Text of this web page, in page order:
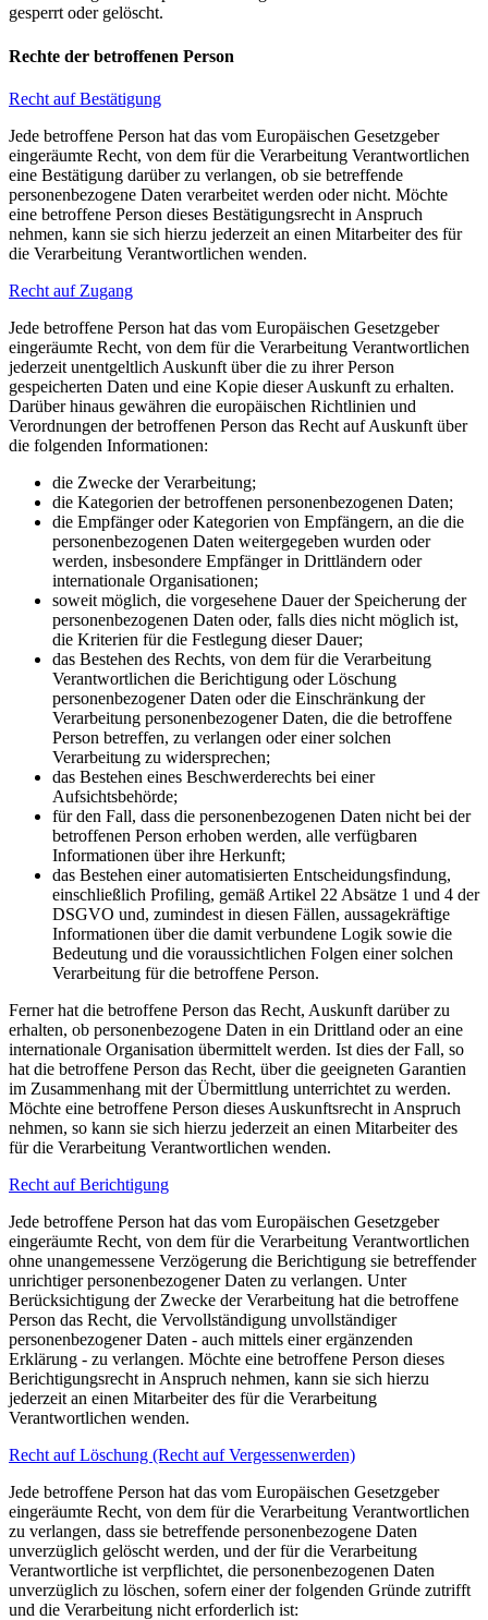
gesperrt oder gelöscht.
Rechte der betroffenen Person
Recht auf Bestätigung
Jede betroffene Person hat das vom Europäischen Gesetzgeber
eingeräumte Recht, von dem für die Verarbeitung Verantwortlichen
eine Bestätigung darüber zu verlangen, ob sie betreffende
personenbezogene Daten verarbeitet werden oder nicht. Möchte
eine betroffene Person dieses Bestätigungsrecht in Anspruch
nehmen, kann sie sich hierzu jederzeit an einen Mitarbeiter des für
die Verarbeitung Verantwortlichen wenden.
Recht auf Zugang
Jede betroffene Person hat das vom Europäischen Gesetzgeber
eingeräumte Recht, von dem für die Verarbeitung Verantwortlichen
jederzeit unentgeltlich Auskunft über die zu ihrer Person
gespeicherten Daten und eine Kopie dieser Auskunft zu erhalten.
Darüber hinaus gewähren die europäischen Richtlinien und
Verordnungen der betroffenen Person das Recht auf Auskunft über
die folgenden Informationen:
die Zwecke der Verarbeitung;
die Kategorien der betroffenen personenbezogenen Daten;
die Empfänger oder Kategorien von Empfängern, an die die
personenbezogenen Daten weitergegeben wurden oder
werden, insbesondere Empfänger in Drittländern oder
internationale Organisationen;
soweit möglich, die vorgesehene Dauer der Speicherung der
personenbezogenen Daten oder, falls dies nicht möglich ist,
die Kriterien für die Festlegung dieser Dauer;
das Bestehen des Rechts, von dem für die Verarbeitung
Verantwortlichen die Berichtigung oder Löschung
personenbezogener Daten oder die Einschränkung der
Verarbeitung personenbezogener Daten, die die betroffene
Person betreffen, zu verlangen oder einer solchen
Verarbeitung zu widersprechen;
das Bestehen eines Beschwerderechts bei einer
Aufsichtsbehörde;
für den Fall, dass die personenbezogenen Daten nicht bei der
betroffenen Person erhoben werden, alle verfügbaren
Informationen über ihre Herkunft;
das Bestehen einer automatisierten Entscheidungsfindung,
einschließlich Profiling, gemäß Artikel 22 Absätze 1 und 4 der
DSGVO und, zumindest in diesen Fällen, aussagekräftige
Informationen über die damit verbundene Logik sowie die
Bedeutung und die voraussichtlichen Folgen einer solchen
Verarbeitung für die betroffene Person.
Ferner hat die betroffene Person das Recht, Auskunft darüber zu
erhalten, ob personenbezogene Daten in ein Drittland oder an eine
internationale Organisation übermittelt werden. Ist dies der Fall, so
hat die betroffene Person das Recht, über die geeigneten Garantien
im Zusammenhang mit der Übermittlung unterrichtet zu werden.
Möchte eine betroffene Person dieses Auskunftsrecht in Anspruch
nehmen, so kann sie sich hierzu jederzeit an einen Mitarbeiter des
für die Verarbeitung Verantwortlichen wenden.
Recht auf Berichtigung
Jede betroffene Person hat das vom Europäischen Gesetzgeber
eingeräumte Recht, von dem für die Verarbeitung Verantwortlichen
ohne unangemessene Verzögerung die Berichtigung sie betreffender
unrichtiger personenbezogener Daten zu verlangen. Unter
Berücksichtigung der Zwecke der Verarbeitung hat die betroffene
Person das Recht, die Vervollständigung unvollständiger
personenbezogener Daten - auch mittels einer ergänzenden
Erklärung - zu verlangen. Möchte eine betroffene Person dieses
Berichtigungsrecht in Anspruch nehmen, kann sie sich hierzu
jederzeit an einen Mitarbeiter des für die Verarbeitung
Verantwortlichen wenden.
Recht auf Löschung (Recht auf Vergessenwerden)
Jede betroffene Person hat das vom Europäischen Gesetzgeber
eingeräumte Recht, von dem für die Verarbeitung Verantwortlichen
zu verlangen, dass sie betreffende personenbezogene Daten
unverzüglich gelöscht werden, und der für die Verarbeitung
Verantwortliche ist verpflichtet, die personenbezogenen Daten
unverzüglich zu löschen, sofern einer der folgenden Gründe zutrifft
und die Verarbeitung nicht erforderlich ist: